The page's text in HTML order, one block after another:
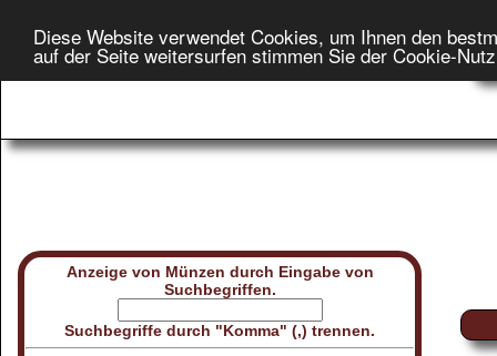
Diese Website verwendet Cookies, um Ihnen den
auf der Seite weitersurfen stimmen Sie der Cookie-
Anzeige von Münzen durch Eingabe von
Suchbegriffen.
Suchbegriffe durch "Komma" (,) trennen.